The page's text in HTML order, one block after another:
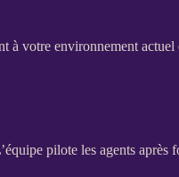
à votre environnement
pilote les agents après